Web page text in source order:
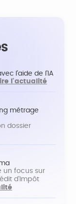
l'aide de l'IA
l'actualité
métrage
dossier
un focus sur
d'Impôt